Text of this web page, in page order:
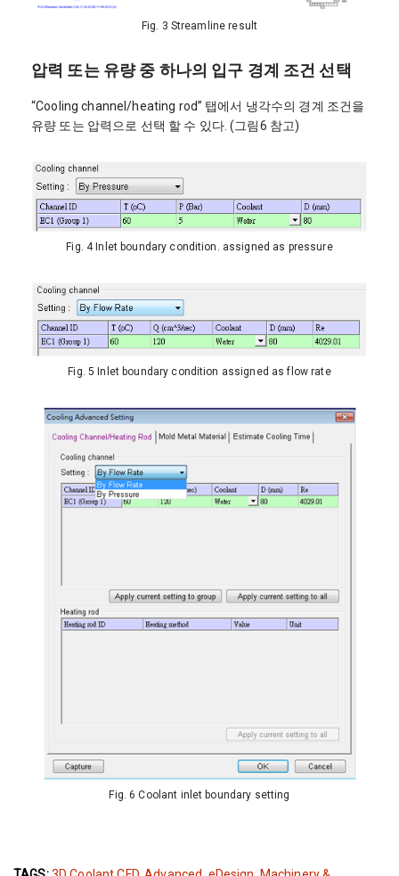
Fig. 3 Streamline result
압력 또는 유량 중 하나의 입구 경계 조건 선택
“Cooling channel/heating rod” 탭에서 냉각수의 경계 조건을
유량 또는 압력으로 선택 할 수 있다. (그림6 참고)
Fig. 4 Inlet boundary condition. assigned as pressure
Fig. 5 Inlet boundary condition assigned as flow rate
Fig. 6 Coolant inlet boundary setting